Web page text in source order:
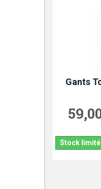
Gants
Stock limité